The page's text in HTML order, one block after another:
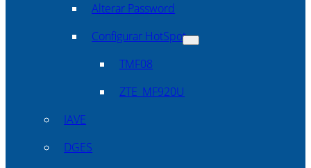
Alterar Password
Configurar HotSpot
TMF08
ZTE_MF920U
IAVE
DGES